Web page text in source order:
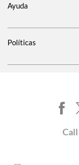
Ayuda
Políticas
Call